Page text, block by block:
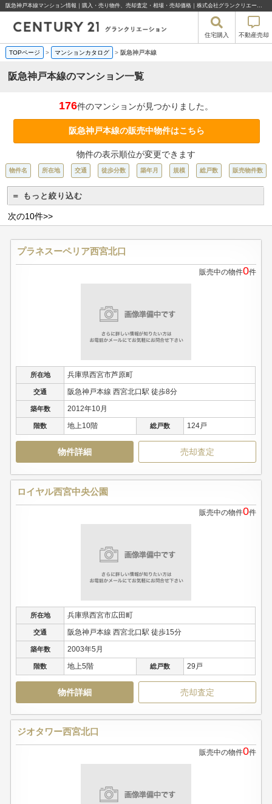
阪急神戸本線マンション情報｜購入・売り物件、売却査定・相場・売却価格｜株式会社グランクリエーション
住宅購入 不動産売却
TOPページ > マンションカタログ > 阪急神戸本線
阪急神戸本線のマンション一覧
176件のマンションが見つかりました。
阪急神戸本線の販売中物件はこちら
物件の表示順位が変更できます
物件名 所在地 交通 徒歩分数 築年月 規模 総戸数 販売物件数
＝ もっと絞り込む
次の10件>>
プラネスーペリア西宮北口
販売中の物件0件
所在地 兵庫県西宮市芦原町
交通 阪急神戸本線 西宮北口駅 徒歩8分
築年数 2012年10月
階数 地上10階 総戸数 124戸
物件詳細 売却査定
ロイヤル西宮中央公園
販売中の物件0件
所在地 兵庫県西宮市広田町
交通 阪急神戸本線 西宮北口駅 徒歩15分
築年数 2003年5月
階数 地上5階 総戸数 29戸
物件詳細 売却査定
ジオタワー西宮北口
販売中の物件0件